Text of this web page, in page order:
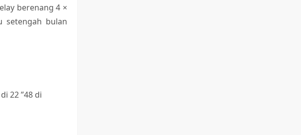
berenang 4 ×
setengah bulan
22 ”48 di